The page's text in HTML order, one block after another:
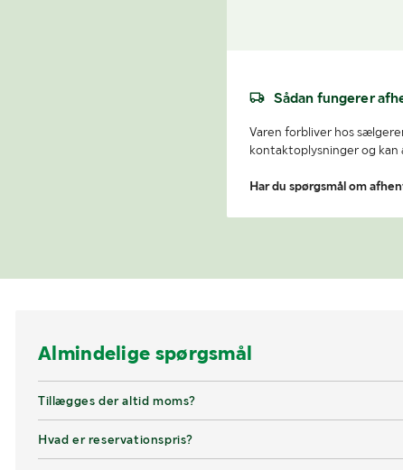
Sådan fungerer
Varen forbliver hos
kontaktoplysninger og kan
Har du spørgsmål om
Almindelige spørgsmål
Tillægges der altid moms?
Hvad er reservationspris?